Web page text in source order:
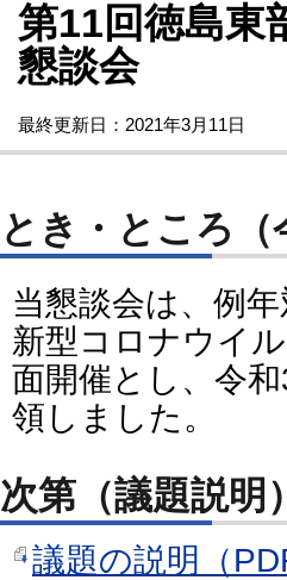
第11回徳島東
懇談会
最終更新日：2021年3月11日
とき・ところ
当懇談会は、例
新型コロナウイ
面開催とし、令
領しました。
次第（議題説明）
議題の説明（